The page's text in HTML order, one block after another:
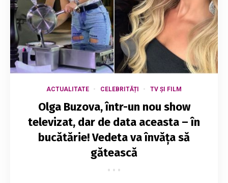
ACTUALITATE CELEBRITĂȚI TV ȘI FILM
Olga Buzova, într-un nou show
televizat, dar de data aceasta – în
bucătărie! Vedeta va învăța să
gătească